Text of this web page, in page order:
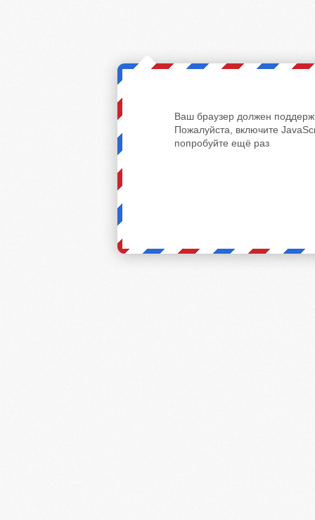
Ваш браузер должен
Пожалуйста, включите
попробуйте ещё раз